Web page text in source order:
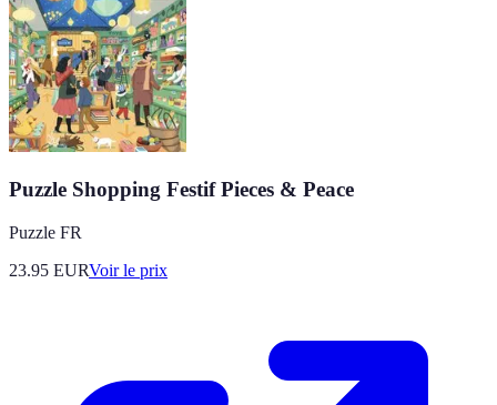
Puzzle Shopping Festif Pieces & Peace
Puzzle FR
23.95 EURVoir le prix